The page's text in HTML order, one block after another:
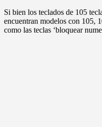
Si bien los teclados de 105
encuentran modelos con 105,
como las teclas ‘bloquear